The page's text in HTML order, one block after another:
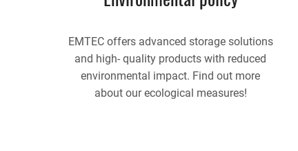
EMTEC offers advanced storage solutions
and high- quality products with reduced
environmental impact. Find out more
about our ecological measures!